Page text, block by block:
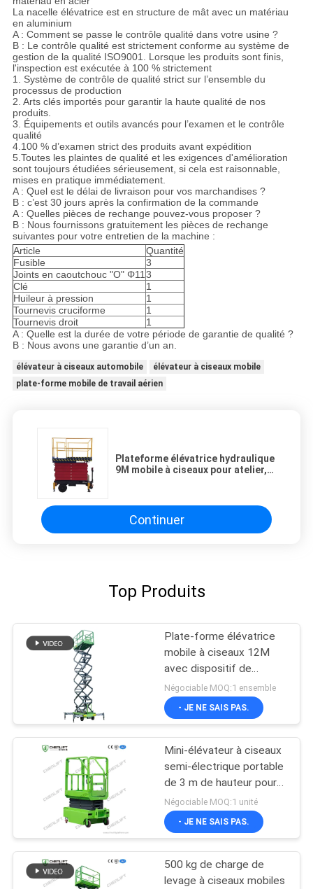
La nacelle élévatrice est en structure de mât avec un matériau
en aluminium
A : Comment se passe le contrôle qualité dans votre usine ?
B : Le contrôle qualité est strictement conforme au système de
gestion de la qualité ISO9001. Lorsque les produits sont finis,
l'inspection est exécutée à 100 % strictement
1. Système de contrôle de qualité strict sur l’ensemble du
processus de production
2. Arts clés importés pour garantir la haute qualité de nos
produits.
3. Équipements et outils avancés pour l’examen et le contrôle
qualité
4.100 % d’examen strict des produits avant expédition
5.Toutes les plaintes de qualité et les exigences d'amélioration
sont toujours étudiées sérieusement, si cela est raisonnable,
mises en pratique immédiatement.
A : Quel est le délai de livraison pour vos marchandises ?
B : c’est 30 jours après la confirmation de la commande
A : Quelles pièces de rechange pouvez-vous proposer ?
B : Nous fournissons gratuitement les pièces de rechange
suivantes pour votre entretien de la machine :
Article
Quantité
Fusible
3
Joints en caoutchouc "O" Φ113
Clé
1
Huileur à pression
1
Tournevis cruciforme
1
Tournevis droit
1
A : Quelle est la durée de votre période de garantie de qualité ?
B : Nous avons une garantie d’un an.
élévateur à ciseaux automobile
élévateur à ciseaux mobile
plate-forme mobile de travail aérien
Plateforme élévatrice hydraulique
9M mobile à ciseaux pour atelier,
Continuer
Top Produits
Plate-forme élévatrice
mobile à ciseaux 12M
avec dispositif de
traction
Négociable MOQ:1 ensemble
- JE NE SAIS PAS.
Mini-élévateur à ciseaux
semi-électrique portable
de 3 m de hauteur pour
entrepôt
Négociable MOQ:1 unité
- JE NE SAIS PAS.
500 kg de charge de
levage à ciseaux mobiles